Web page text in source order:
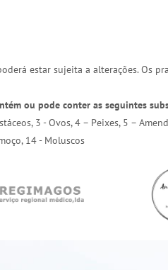
estar sujeita a alterações. Os
ou pode conter as seguintes
3 - Ovos, 4 – Peixes, 5 –
14 - Moluscos